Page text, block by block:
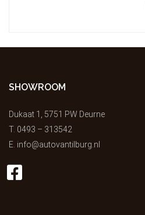
SHOWROOM
Dukaat 1, 5751 PW Deurne
T. 0493 – 313542
E. info@autovantilburg.nl